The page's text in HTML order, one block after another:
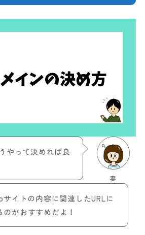
妻
やって決めれば良
サイトの内容に関連したURLに
のがおすすめだよ！